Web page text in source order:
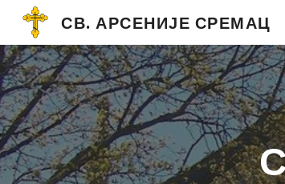
СВ. АРСЕНИЈЕ СРЕМАЦ